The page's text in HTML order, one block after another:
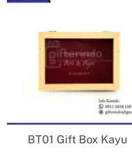
BT01 Gift Box Kayu